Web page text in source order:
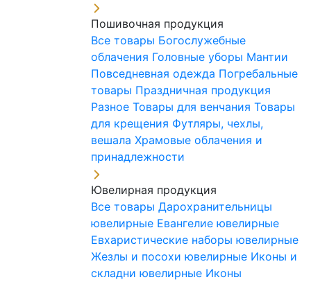
Пошивочная продукция
Все товары Богослужебные
облачения Головные уборы Мантии
Повседневная одежда Погребальные
товары Праздничная продукция
Разное Товары для венчания Товары
для крещения Футляры, чехлы,
вешала Храмовые облачения и
принадлежности
Ювелирная продукция
Все товары Дарохранительницы
ювелирные Евангелие ювелирные
Евхаристические наборы ювелирные
Жезлы и посохи ювелирные Иконы и
складни ювелирные Иконы